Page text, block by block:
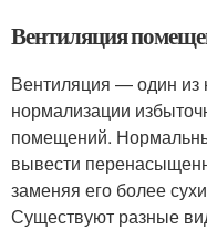
Вентиляция
Вентиляция — один из
нормализации
помещений.
вывести
заменяя его более
Существуют разные